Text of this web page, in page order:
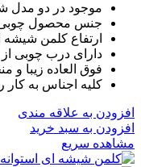
موجود در دو مدل
جنس محصول
ارتفاع کلمن شیشه ای
دارای درب چوبی
فوق العاده زیبا و
کلیه اجناس به
افزودن به علاقه مندی
افزودن به سبد خرید
مشاهده سریع